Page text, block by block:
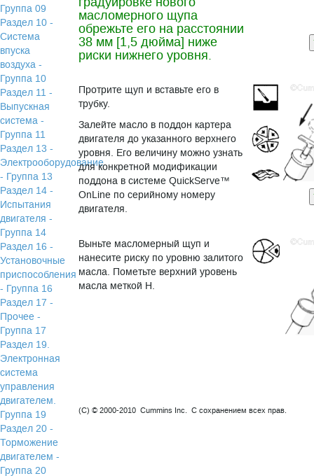
Группа 09
Раздел 10 -
Система
впуска
воздуха -
Группа 10
Раздел 11 -
Выпускная
система -
Группа 11
Раздел 13 -
Электрооборудование
- Группа 13
Раздел 14 -
Испытания
двигателя -
Группа 14
Раздел 16 -
Установочные
приспособления
- Группа 16
Раздел 17 -
Прочее -
Группа 17
Раздел 19.
Электронная
система
управления
двигателем.
Группа 19
Раздел 20 -
Торможение
двигателем -
Группа 20
масломерного щупа
обрежьте его на расстоянии
38 мм [1,5 дюйма] ниже
риски нижнего уровня.
Протрите щуп и вставьте его в
трубку.
Залейте масло в поддон картера
двигателя до указанного верхнего
уровня. Его величину можно узнать
для конкретной модификации
поддона в системе QuickServe™
OnLine по серийному номеру
двигателя.
Выньте масломерный щуп и
нанесите риску по уровню залитого
масла. Пометьте верхний уровень
масла меткой H.
(C) © 2000-2010 Cummins Inc. С сохранением всех прав.